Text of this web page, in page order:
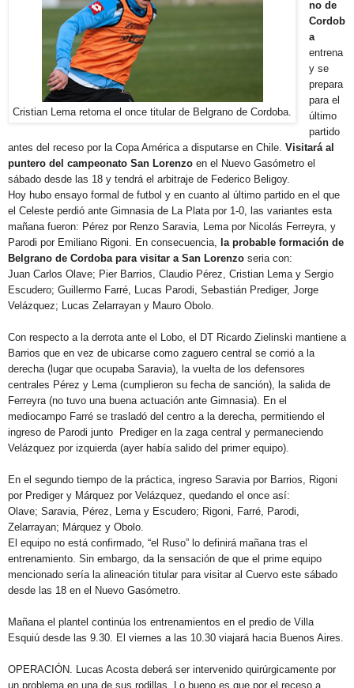
Cristian Lema retorna el once titular de Belgrano de Cordoba.
no de
Cordob
a
entrena
y se
prepara
para el
último
partido
antes del receso por la Copa América a disputarse en Chile. Visitará al
puntero del campeonato San Lorenzo en el Nuevo Gasómetro el
sábado desde las 18 y tendrá el arbitraje de Federico Beligoy.
Hoy hubo ensayo formal de futbol y en cuanto al último partido en el que
el Celeste perdió ante Gimnasia de La Plata por 1-0, las variantes esta
mañana fueron: Pérez por Renzo Saravia, Lema por Nicolás Ferreyra, y
Parodi por Emiliano Rigoni. En consecuencia, la probable formación de
Belgrano de Cordoba para visitar a San Lorenzo seria con:
Juan Carlos Olave; Pier Barrios, Claudio Pérez, Cristian Lema y Sergio
Escudero; Guillermo Farré, Lucas Parodi, Sebastián Prediger, Jorge
Velázquez; Lucas Zelarrayan y Mauro Obolo.
Con respecto a la derrota ante el Lobo, el DT Ricardo Zielinski mantiene a
Barrios que en vez de ubicarse como zaguero central se corrió a la
derecha (lugar que ocupaba Saravia), la vuelta de los defensores
centrales Pérez y Lema (cumplieron su fecha de sanción), la salida de
Ferreyra (no tuvo una buena actuación ante Gimnasia). En el
mediocampo Farré se trasladó del centro a la derecha, permitiendo el
ingreso de Parodi junto
Prediger en la zaga central y permaneciendo
Velázquez por izquierda (ayer había salido del primer equipo).
En el segundo tiempo de la práctica, ingreso Saravia por Barrios, Rigoni
por Prediger y Márquez por Velázquez, quedando el once así:
Olave; Saravia, Pérez, Lema y Escudero; Rigoni, Farré, Parodi,
Zelarrayan; Márquez y Obolo.
El equipo no está confirmado, “el Ruso” lo definirá mañana tras el
entrenamiento. Sin embargo, da la sensación de que el prime equipo
mencionado sería la alineación titular para visitar al Cuervo este sábado
desde las 18 en el Nuevo Gasómetro.
Mañana el plantel continúa los entrenamientos en el predio de Villa
Esquiú desde las 9.30. El viernes a las 10.30 viajará hacia Buenos Aires.
OPERACIÓN. Lucas Acosta deberá ser intervenido quirúrgicamente por
un problema en una de sus rodillas. Lo bueno es que por el receso a